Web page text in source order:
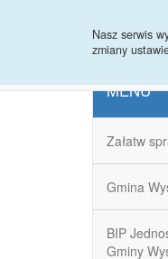
Nasz serwis
zmiany
MENU
Załatw
Gmina
BIP
Gminy